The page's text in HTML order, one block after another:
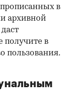
в
архивной
получите в
пользования.